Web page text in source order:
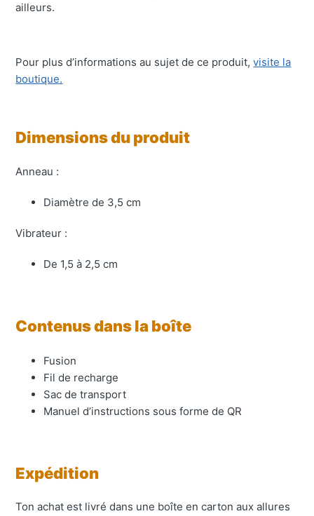
ailleurs.
Pour plus d’informations au sujet de ce produit,visite la
boutique.
Dimensions du produit
Anneau :
Diamètre de 3,5 cm
Vibrateur :
De 1,5 à 2,5 cm
Contenus dans la boîte
Fusion
Fil de recharge
Sac de transport
Manuel d’instructions sous forme de QR
Expédition
Ton achat est livré dans une boîte en carton aux allures